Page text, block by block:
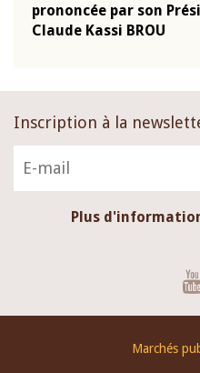
prononcée par son
Claude Kassi BROU
Inscription à la
Plus
Marchés